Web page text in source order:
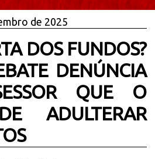
de 2025
DOS FUNDOS?
DENÚNCIA
QUE O
ADULTERAR